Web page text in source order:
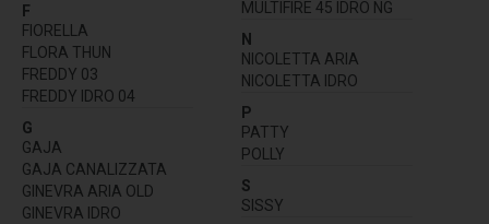
F
FIORELLA
FLORA THUN
FREDDY 03
FREDDY IDRO 04
G
GAJA
GAJA CANALIZZATA
GINEVRA ARIA OLD
GINEVRA IDRO
MULTIFIRE 45 IDRO NG
N
NICOLETTA ARIA
NICOLETTA IDRO
P
PATTY
POLLY
S
SISSY